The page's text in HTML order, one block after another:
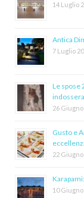
14 Luglio
Antica
7 Luglio
Le spose
26
Gusto e
22
10